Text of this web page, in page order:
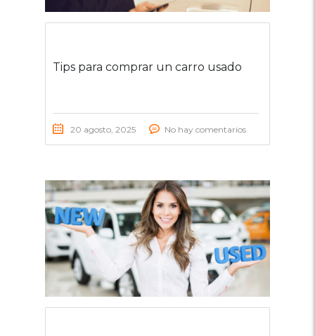
Tips para comprar un carro usado
20 agosto, 2025 No hay comentarios